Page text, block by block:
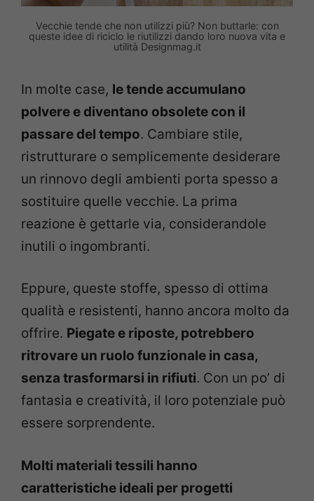
Vecchie tende che non utilizzi più? Non buttarle: con
queste idee di riciclo le riutilizzi dando loro nuova vita e
utilità Designmag.it
In molte case, le tende accumulano
polvere e diventano obsolete con il
passare del tempo. Cambiare stile,
ristrutturare o semplicemente desiderare
un rinnovo degli ambienti porta spesso a
sostituire quelle vecchie. La prima
reazione è gettarle via, considerandole
inutili o ingombranti.
Eppure, queste stoffe, spesso di ottima
qualità e resistenti, hanno ancora molto da
offrire. Piegate e riposte, potrebbero
ritrovare un ruolo funzionale in casa,
senza trasformarsi in rifiuti. Con un po’ di
fantasia e creatività, il loro potenziale può
essere sorprendente.
Molti materiali tessili hanno
caratteristiche ideali per progetti